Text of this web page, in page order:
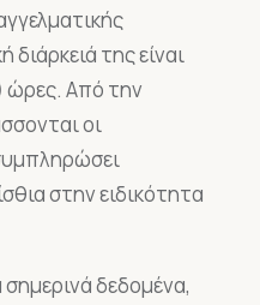
διάρκειά της είναι
ώρες. Από την
οι
στην ειδικότητα
δεδομένα,